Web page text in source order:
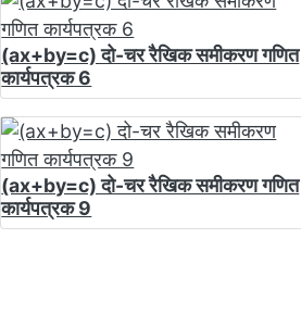
(ax+by=c) दो-चर रैखिक समीकरण गणित
कार्यपत्रक 6
(ax+by=c) दो-चर रैखिक समीकरण गणित
कार्यपत्रक 9